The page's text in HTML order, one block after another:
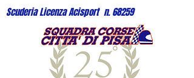
Scuderia Licenza Acisport n. 68259